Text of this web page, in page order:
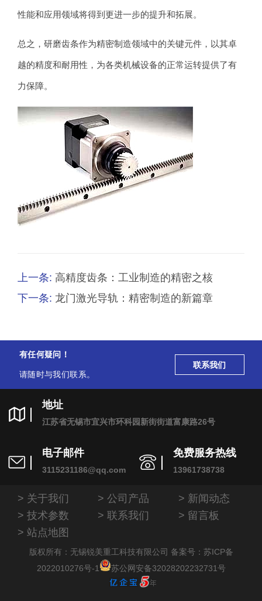
性能和应用领域将得到更进一步的提升和拓展。
总之，研磨齿条作为精密制造领域中的关键元件，以其卓
越的精度和耐用性，为各类机械设备的正常运转提供了有
力保障。
上一条: 高精度齿条：工业制造的精密之核
下一条: 龙门激光导轨：精密制造的新篇章
有任何疑问！
请随时与我们联系。
联系我们
地址
江苏省无锡市宜兴市环科园新街街道富康路26号
电子邮件
3115231186@qq.com
免费服务热线
13961738738
关于我们 公司产品
新闻动态
技术参数
联系我们
留言板
站点地图
版权所有：无锡锐美重工科技有限公司 备案号：苏ICP备
2022010276号-1
苏公网安备32028202232731号